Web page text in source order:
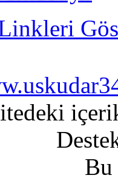
Bu